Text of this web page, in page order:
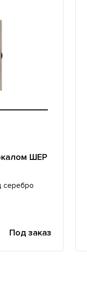
ШЕР
серебро
Под заказ